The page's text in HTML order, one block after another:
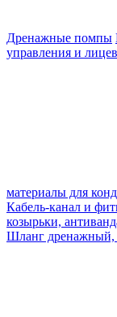
Дренажные помпы
управления и
материалы для
Кабель-канал и
козырьки,
Шланг